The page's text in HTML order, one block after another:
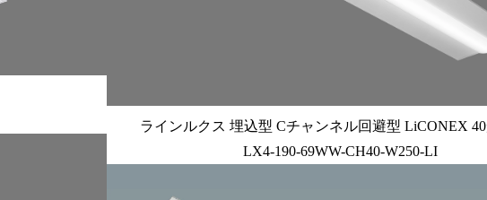
ラインルクス 埋込型 Cチャンネル回避型 LiCONEX
LX4-190-69WW-CH40-W250-LI